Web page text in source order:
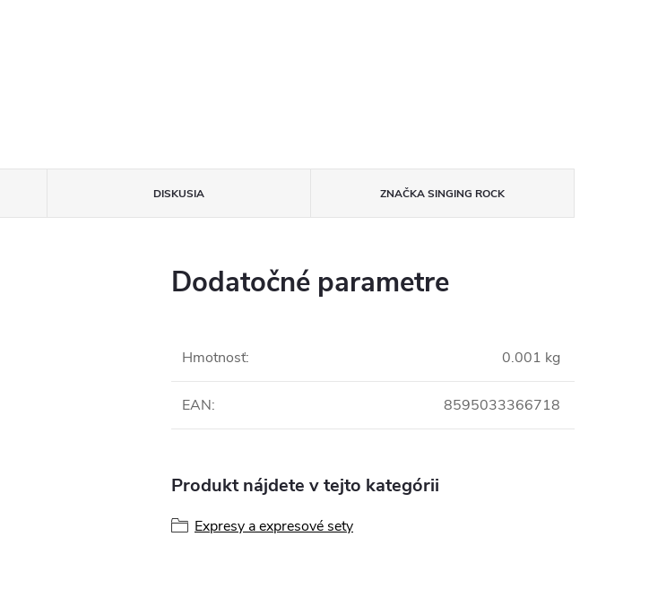
DISKUSIA ZNAČKASINGING ROCK
Dodatočné parametre
Hmotnosť: 0.001 kg
EAN: 8595033366718
Produkt nájdete v tejto kategórii
Expresy a expresové sety